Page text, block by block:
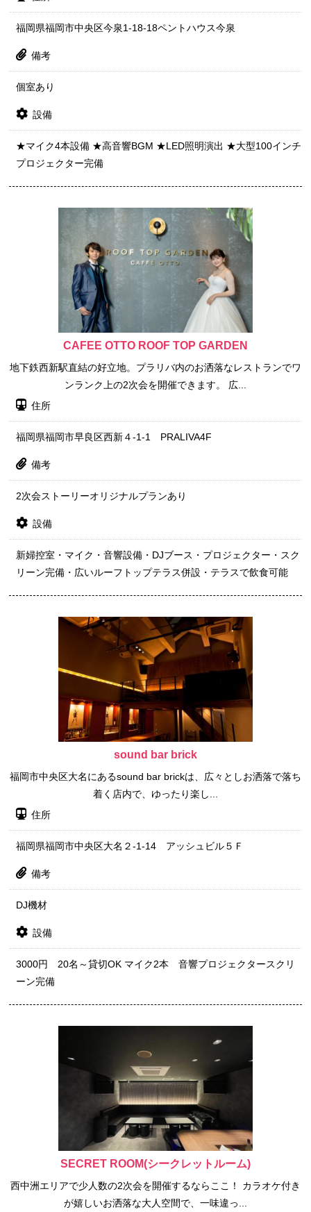
福岡県福岡市中央区今泉1-18-18ペントハウス今泉
備考
個室あり
設備
★マイク4本設備 ★高音響BGM ★LED照明演出 ★大型100インチ
プロジェクター完備
CAFEE OTTO ROOF TOP GARDEN
地下鉄西新駅直結の好立地。プラリバ内のお洒落なレストランでワ
ンランク上の2次会を開催できます。 広...
住所
福岡県福岡市早良区西新４-1-1 PRALIVA4F
備考
2次会ストーリーオリジナルプランあり
設備
新婦控室・マイク・音響設備・DJブース・プロジェクター・スク
リーン完備・広いルーフトップテラス併設・テラスで飲食可能
sound bar brick
福岡市中央区大名にあるsound bar brickは、広々としお洒落で落ち
着く店内で、ゆったり楽し...
住所
福岡県福岡市中央区大名２-1-14 アッシュビル５Ｆ
備考
DJ機材
設備
3000円 20名～貸切OK マイク2本 音響プロジェクタースクリ
ーン完備
SECRET ROOM(シークレットルーム)
西中洲エリアで少人数の2次会を開催するならここ！ カラオケ付き
が嬉しいお洒落な大人空間で、一味違っ...